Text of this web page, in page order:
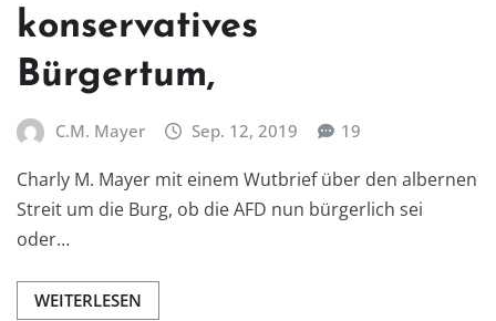
konservatives
Bürgertum,
C.M. Mayer Sep. 12, 2019 19
Charly M. Mayer mit einem Wutbrief über den albernen
Streit um die Burg, ob die AFD nun bürgerlich sei
oder…
WEITERLESEN